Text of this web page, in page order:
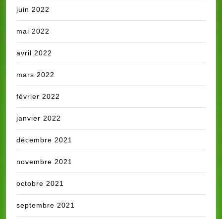
juin 2022
mai 2022
avril 2022
mars 2022
février 2022
janvier 2022
décembre 2021
novembre 2021
octobre 2021
septembre 2021